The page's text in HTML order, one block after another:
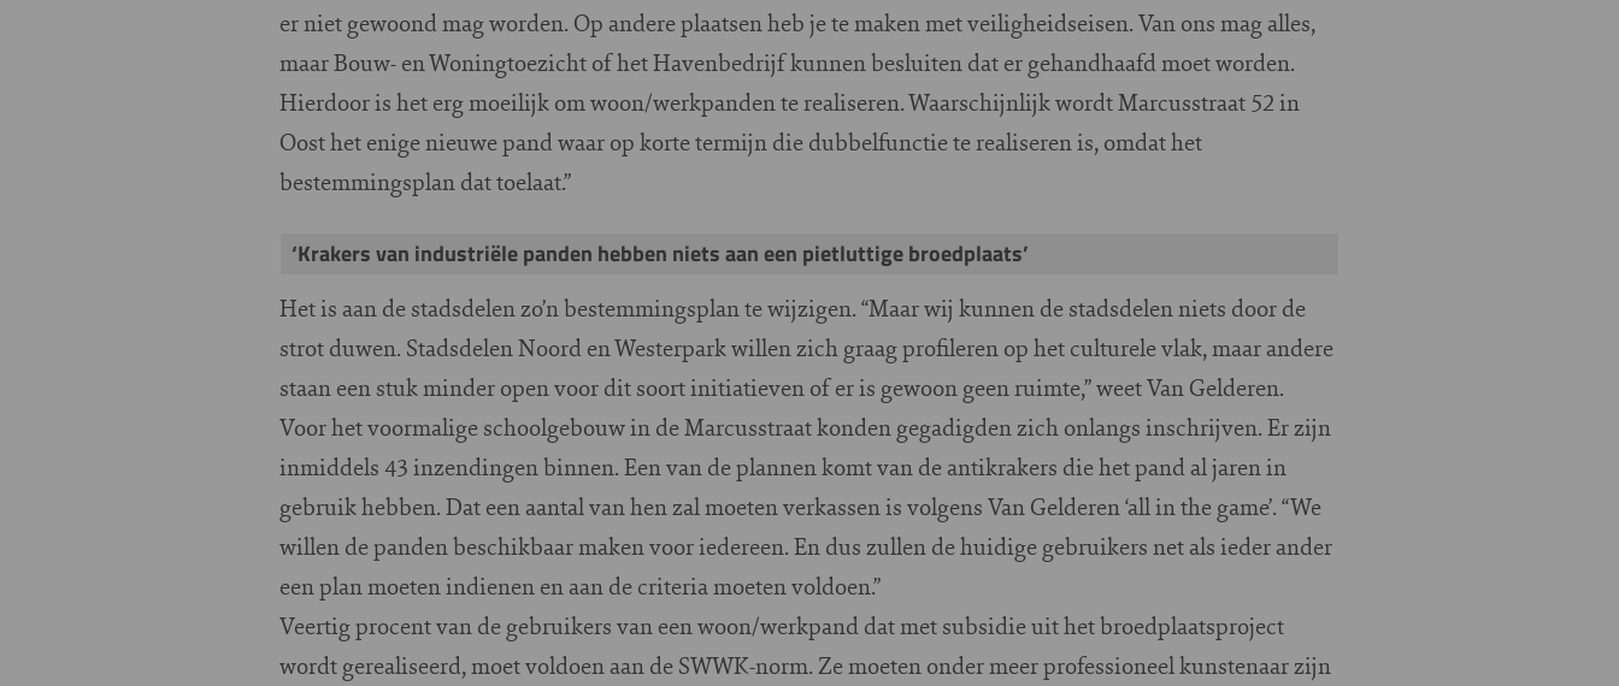
er niet gewoond mag worden. Op andere plaatsen heb je te maken met veiligheidseisen. Van ons mag alles,
maar Bouw- en Woningtoezicht of het Havenbedrijf kunnen besluiten dat er gehandhaafd moet worden.
Hierdoor is het erg moeilijk om woon/werkpanden te realiseren. Waarschijnlijk wordt Marcusstraat 52 in
Oost het enige nieuwe pand waar op korte termijn die dubbelfunctie te realiseren is, omdat het
bestemmingsplan dat toelaat.”
‘Krakers van industriële panden hebben niets aan een pietluttige broedplaats’
Het is aan de stadsdelen zo’n bestemmingsplan te wijzigen. “Maar wij kunnen de stadsdelen niets door de
strot duwen. Stadsdelen Noord en Westerpark willen zich graag profileren op het culturele vlak, maar andere
staan een stuk minder open voor dit soort initiatieven of er is gewoon geen ruimte,” weet Van Gelderen.
Voor het voormalige schoolgebouw in de Marcusstraat konden gegadigden zich onlangs inschrijven. Er zijn
inmiddels 43 inzendingen binnen. Een van de plannen komt van de antikrakers die het pand al jaren in
gebruik hebben. Dat een aantal van hen zal moeten verkassen is volgens Van Gelderen ‘all in the game’. “We
willen de panden beschikbaar maken voor iedereen. En dus zullen de huidige gebruikers net als ieder ander
een plan moeten indienen en aan de criteria moeten voldoen.”
Veertig procent van de gebruikers van een woon/werkpand dat met subsidie uit het broedplaatsproject
wordt gerealiseerd, moet voldoen aan de SWWK-norm. Ze moeten onder meer professioneel kunstenaar zijn